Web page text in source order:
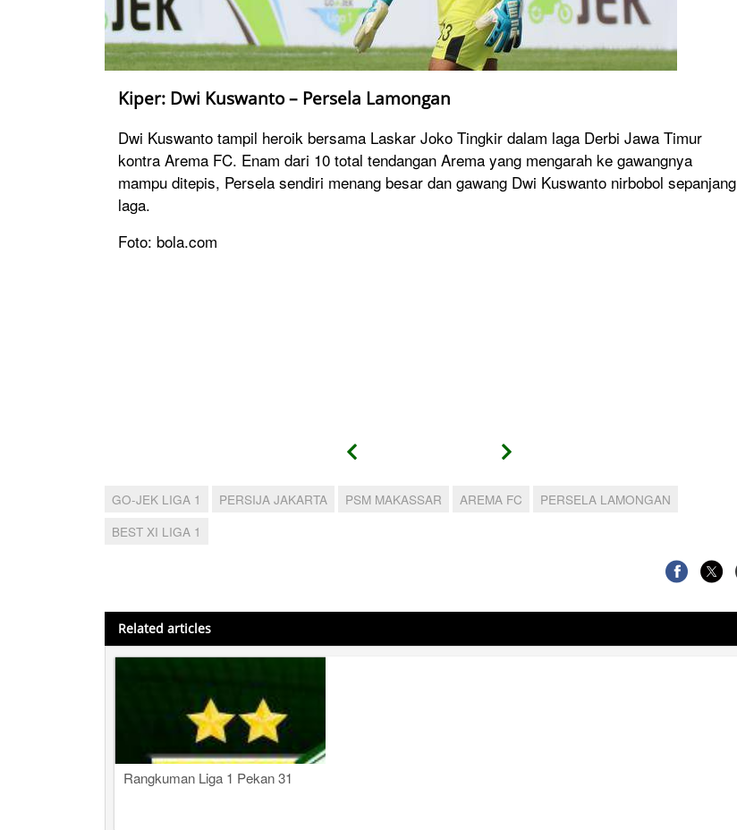
Kiper: Dwi Kuswanto – Persela Lamongan
Dwi Kuswanto tampil heroik bersama Laskar Joko Tingkir dalam laga Derbi Jawa Timur
kontra Arema FC. Enam dari 10 total tendangan Arema yang mengarah ke gawangnya
mampu ditepis, Persela sendiri menang besar dan gawang Dwi Kuswanto nirbobol sepanjang
laga.
Foto: bola.com
GO-JEK LIGA 1 PERSIJA JAKARTA PSM MAKASSAR AREMA FC
PERSELA LAMONGAN
BEST XI LIGA 1
Related articles
Rangkuman Liga 1 Pekan 31